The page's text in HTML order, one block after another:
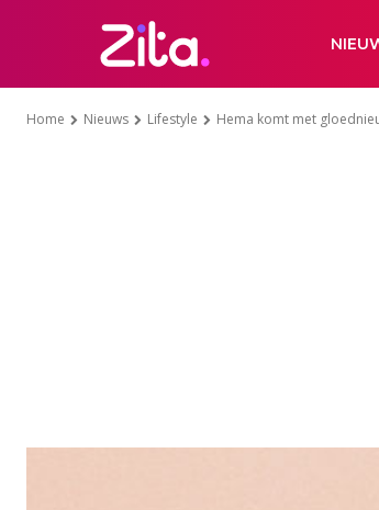
Home Nieuws Lifestyle Hema komt met